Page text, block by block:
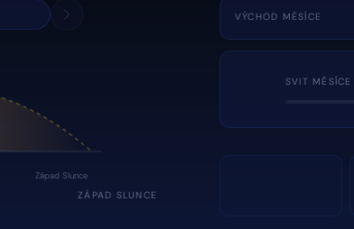
Západ Slunce
ZÁPAD SLUNCE
VÝCHOD MĚSÍCE
SVIT MĚSÍCE